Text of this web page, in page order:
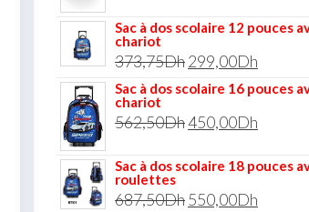
Sac à dos scolaire 12 pouces
chariot
373,75Dh299,00Dh
Sac à dos scolaire 16 pouces
chariot
562,50Dh450,00Dh
Sac à dos scolaire 18 pouces
roulettes
687,50Dh550,00Dh